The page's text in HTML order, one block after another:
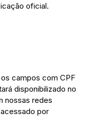
oficial.
campos com CPF
disponibilizado no
nossas redes
por